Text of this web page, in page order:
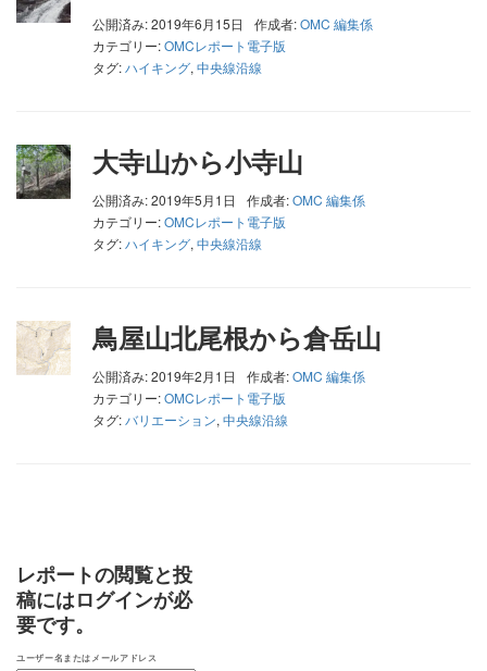
公開済み: 2019年6月15日 作成者:OMC 編集係
カテゴリー:OMCレポート電子版
タグ:ハイキング, 中央線沿線
大寺山から小寺山
公開済み: 2019年5月1日 作成者:OMC 編集係
カテゴリー:OMCレポート電子版
タグ:ハイキング, 中央線沿線
鳥屋山北尾根から倉岳山
公開済み: 2019年2月1日 作成者:OMC 編集係
カテゴリー:OMCレポート電子版
タグ:バリエーション, 中央線沿線
レポートの閲覧と投
稿にはログインが必
要です。
ユーザー名またはメールアドレス